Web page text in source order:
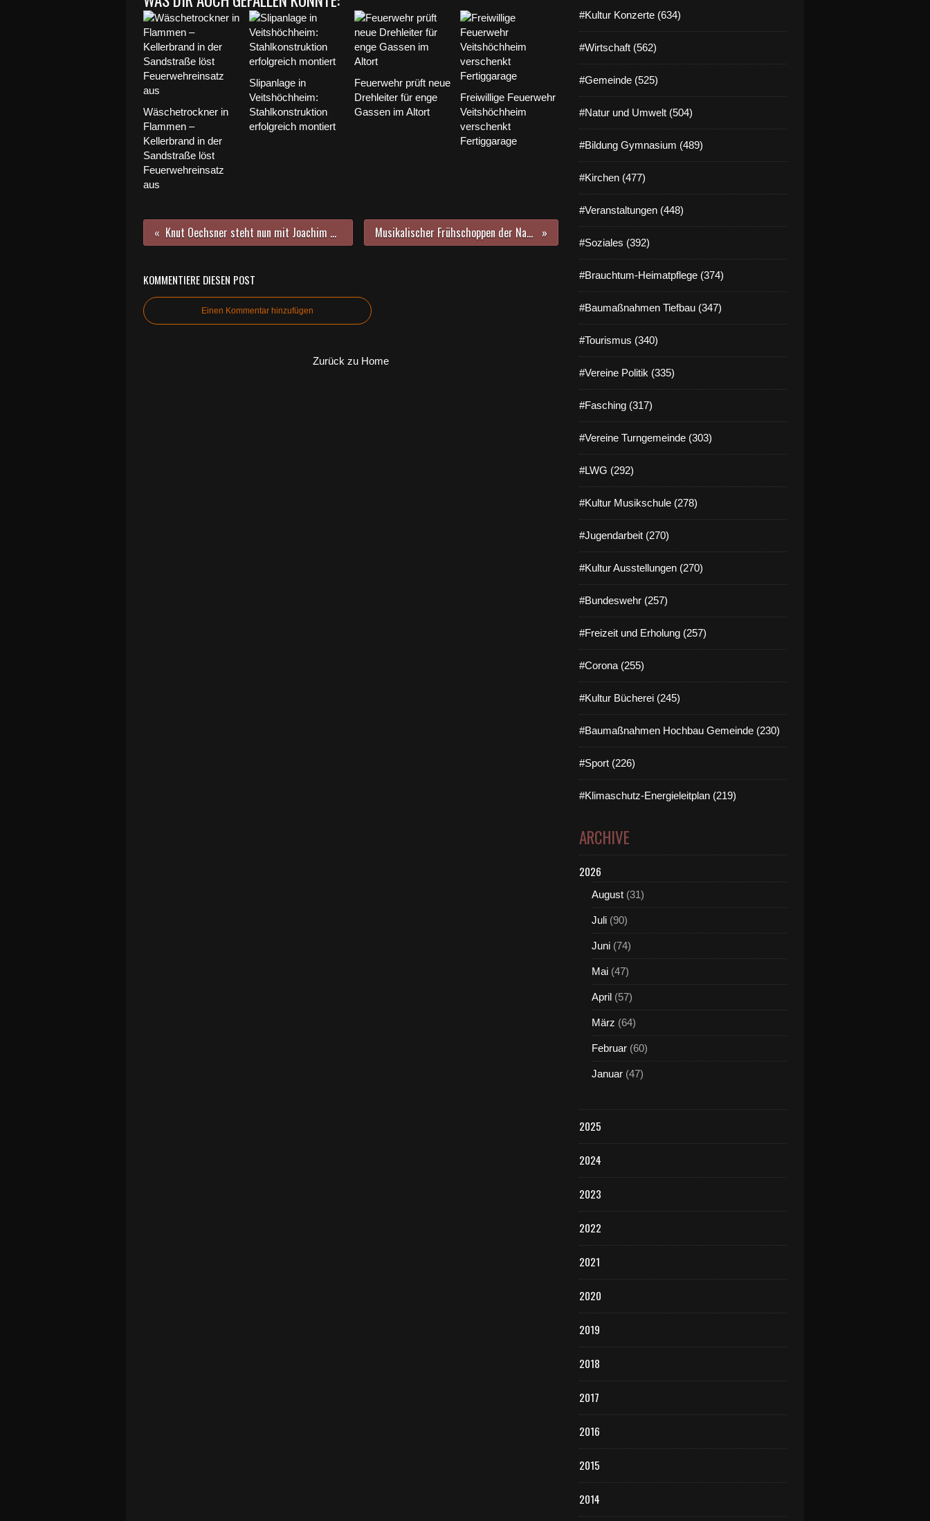
Wäschetrockner in
Flammen –
Kellerbrand in der
Sandstraße löst
Feuerwehreinsatz
aus
Slipanlage in
Veitshöchheim:
Stahlkonstruktion
erfolgreich montiert
Feuerwehr prüft neue
Drehleiter für enge
Gassen im Altort
Freiwillige Feuerwehr
Veitshöchheim
verschenkt
Fertiggarage
Knut Oechsner steht nun mit Joachim Röder der Marina Veitshöchheim vor - Slipstelle kurz vor der Fertigstellung Musikalischer Frühschoppen der NaturFreunde ohne Musik, aber trotzdem nicht ganz ins Wasser gefallen
KOMMENTIERE DIESEN POST
Einen Kommentar hinzufügen
Zurück zu Home
#Kultur Konzerte (634)
#Wirtschaft (562)
#Gemeinde (525)
#Natur und Umwelt (504)
#Bildung Gymnasium (489)
#Kirchen (477)
#Veranstaltungen (448)
#Soziales (392)
#Brauchtum-Heimatpflege (374)
#Baumaßnahmen Tiefbau (347)
#Tourismus (340)
#Vereine Politik (335)
#Fasching (317)
#Vereine Turngemeinde (303)
#LWG (292)
#Kultur Musikschule (278)
#Jugendarbeit (270)
#Kultur Ausstellungen (270)
#Bundeswehr (257)
#Freizeit und Erholung (257)
#Corona (255)
#Kultur Bücherei (245)
#Baumaßnahmen Hochbau Gemeinde (230)
#Sport (226)
#Klimaschutz-Energieleitplan (219)
ARCHIVE
2026
August (31)
Juli (90)
Juni (74)
Mai (47)
April (57)
März (64)
Februar (60)
Januar (47)
2025
2024
2023
2022
2021
2020
2019
2018
2017
2016
2015
2014